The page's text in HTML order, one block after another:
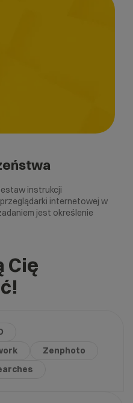
instrukcji
internetowej w
jest określenie
Cię
Zenphoto